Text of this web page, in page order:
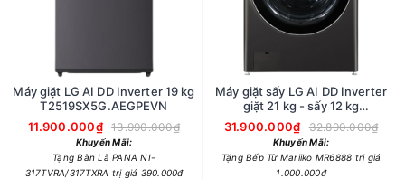
Máy giặt LG AI DD Inverter 19 kg
T2519SX5G.AEGPEVN
11.900.000₫
13.990.000₫
Khuyến Mãi:
Tặng Bàn Là PANA NI-
317TVRA/317TXRA trị giá 390.000đ
Máy giặt sấy LG AI DD Inverter
giặt 21 kg - sấy 12 kg
F2721HVRB
31.900.000₫ 32.890.000₫
Khuyến Mãi:
Tặng Bếp Từ Mariiko MR6888 trị giá
1.000.000đ